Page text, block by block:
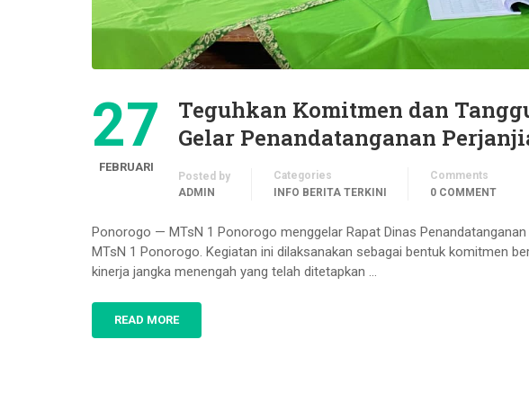
27
FEBRUARI
Teguhkan Komitmen dan
Gelar Penandatanganan
Posted by
ADMIN
Categories
INFO BERITA TERKINI
Comments
0 COMMENT
Ponorogo — MTsN 1 Ponorogo menggelar Rapat Dinas
MTsN 1 Ponorogo. Kegiatan ini dilaksanakan sebagai bentuk komitmen
kinerja jangka menengah yang telah ditetapkan …
READ MORE